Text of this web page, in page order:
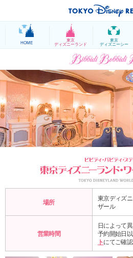
HOME 東京
ディズニーランド
東京
ディズニーシー
場所
東京ディズ
ザール
営業時間
日によって異
予約開始日以
トにてご確認